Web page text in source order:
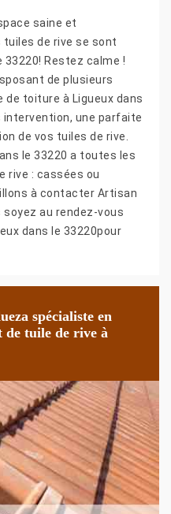
saine et
de rive se sont
Restez calme !
de plusieurs
de toiture à Ligueux dans
intervention, une parfaite
de vos tuiles de rive.
le 33220 a toutes les
rive : cassées ou
à contacter Artisan
au rendez-vous
dans le 33220pour
spécialiste en
de tuile de rive à